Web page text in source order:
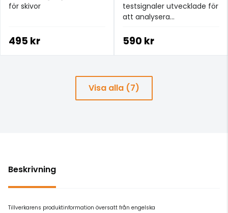
för skivor
495 kr
testsignaler utvecklade för
att analysera
dess interaktion med din
590 kr
Visa alla (7)
Beskrivning
Tillverkarens produktinformation översatt från engelska